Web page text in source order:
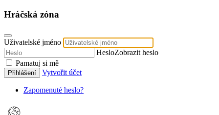
Hráčská zóna
Uživatelské jméno
HesloZobrazit heslo
Pamatuj si mě
Přihlášení Vytvořit účet
Zapomenuté heslo?